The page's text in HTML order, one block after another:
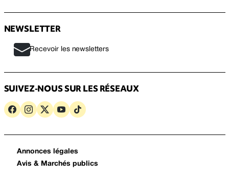
NEWSLETTER
Recevoir les newsletters
SUIVEZ-NOUS SUR LES RÉSEAUX
Annonces légales
Avis & Marchés publics